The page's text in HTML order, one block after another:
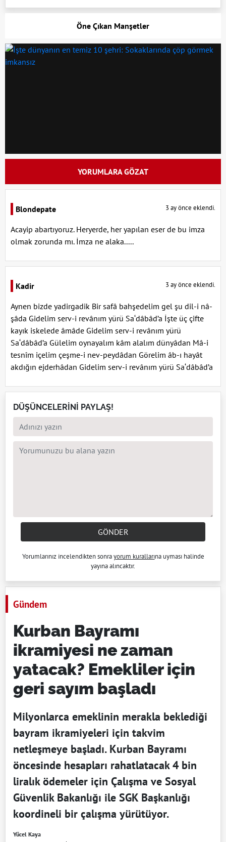
Öne Çıkan Manşetler
YORUMLARA GÖZAT
Blondepate 3 ay önce eklendi.
Acayip abartıyoruz. Heryerde, her yapılan eser de bu imza
olmak zorunda mı. İmza ne alaka.....
Kadir 3 ay önce eklendi.
Aynen bizde yadirgadik Bir safâ bahşedelim gel şu dil-i nâ-
şâda Gidelim serv-i revânım yürü Sa‘dâbâd’a İşte üç çifte
kayık iskelede âmâde Gidelim serv-i revânım yürü
Sa‘dâbâd’a Gülelim oynayalım kâm alalım dünyâdan Mâ-i
tesnîm içelim çeşme-i nev-peydâdan Görelim âb-ı hayât
akdığın ejderhâdan Gidelim serv-i revânım yürü Sa‘dâbâd’a
DÜŞÜNCELERİNİ PAYLAŞ!
GÖNDER
Yorumlarınız incelendikten sonrayorum kurallarına uyması halinde
yayına alıncaktır.
Gündem
Kurban Bayramı
ikramiyesi ne zaman
yatacak? Emekliler için
geri sayım başladı
Milyonlarca emeklinin merakla beklediği
bayram ikramiyeleri için takvim
netleşmeye başladı. Kurban Bayramı
öncesinde hesapları rahatlatacak 4 bin
liralık ödemeler için Çalışma ve Sosyal
Güvenlik Bakanlığı ile SGK Başkanlığı
koordineli bir çalışma yürütüyor.
Yücel Kaya